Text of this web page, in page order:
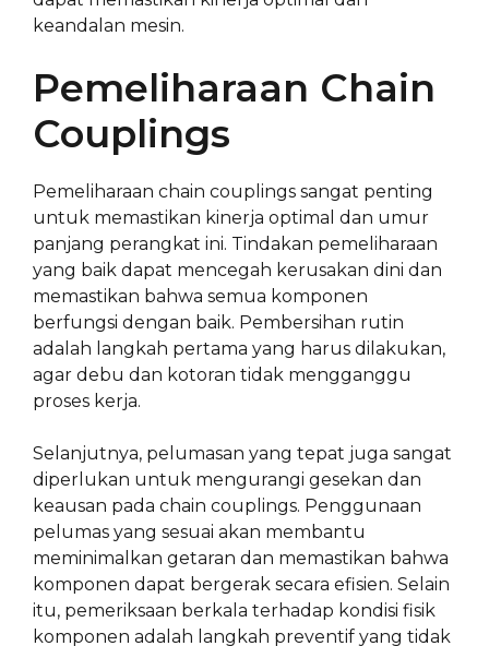
keandalan mesin.
Pemeliharaan Chain
Couplings
Pemeliharaan chain couplings sangat penting
untuk memastikan kinerja optimal dan umur
panjang perangkat ini. Tindakan pemeliharaan
yang baik dapat mencegah kerusakan dini dan
memastikan bahwa semua komponen
berfungsi dengan baik. Pembersihan rutin
adalah langkah pertama yang harus dilakukan,
agar debu dan kotoran tidak mengganggu
proses kerja.
Selanjutnya, pelumasan yang tepat juga sangat
diperlukan untuk mengurangi gesekan dan
keausan pada chain couplings. Penggunaan
pelumas yang sesuai akan membantu
meminimalkan getaran dan memastikan bahwa
komponen dapat bergerak secara efisien. Selain
itu, pemeriksaan berkala terhadap kondisi fisik
komponen adalah langkah preventif yang tidak